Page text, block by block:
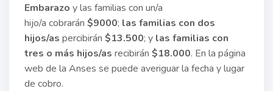
Embarazo y las familias con un/a
hijo/a cobrarán $9000; las familias con dos
hijos/as percibirán $13.500; y las familias con
tres o más hijos/as recibirán $18.000. En la página
web de la Anses se puede averiguar la fecha y lugar
de cobro.